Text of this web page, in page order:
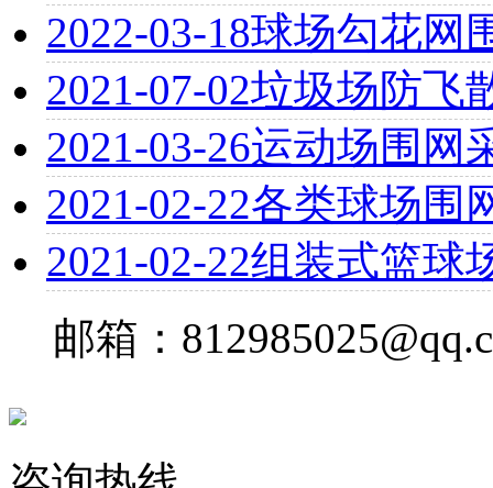
2022-03-18球场勾花网
2021-07-02垃圾场防飞
2021-03-26运动场围网
2021-02-22各类球场围
2021-02-22组装式篮球
邮箱：